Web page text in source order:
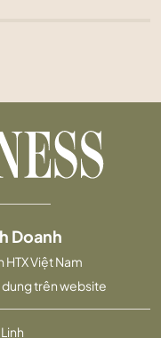
Doanh
HTX Việt Nam
trên website